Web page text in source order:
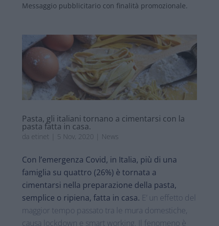
Messaggio pubblicitario con finalità promozionale.
Pasta, gli italiani tornano a cimentarsi con la
pasta fatta in casa.
da etinet 5 Nov, 2020 News
Con l’emergenza Covid, in Italia, più di una
famiglia su quattro (26%) è tornata a
cimentarsi nella preparazione della pasta,
semplice o ripiena, fatta in casa. E’ un effetto del
maggior tempo passato tra le mura domestiche,
causa lockdown e smart working. Il fenomeno è